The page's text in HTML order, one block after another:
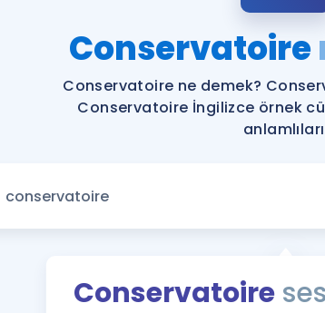
Conservatoire
Conservatoire ne demek?
Conservatoire İngilizce örnek
Conservatoire